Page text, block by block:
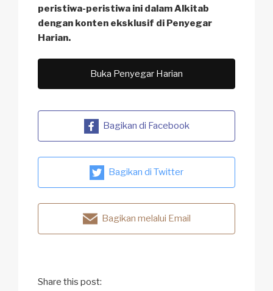
peristiwa-peristiwa ini dalam Alkitab
dengan konten eksklusif di Penyegar
Harian.
Buka Penyegar Harian
Bagikan di Facebook
Bagikan di Twitter
Bagikan melalui Email
Share this post: